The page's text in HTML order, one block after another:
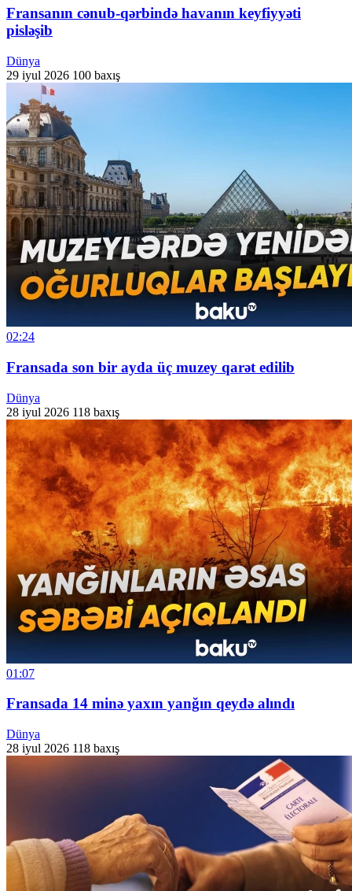
Fransanın cənub-qərbində havanın keyfiyyəti
pisləşib
Dünya
29 iyul 2026 100 baxış
02:24
Fransada son bir ayda üç muzey qarət edilib
Dünya
28 iyul 2026 118 baxış
01:07
Fransada 14 minə yaxın yanğın qeydə alındı
Dünya
28 iyul 2026 118 baxış